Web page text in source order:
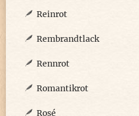
Reinrot
Rembrandtlack
Rennrot
Romantikrot
Rosé